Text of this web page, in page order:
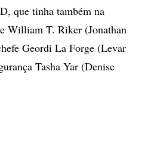
que tinha também na
William T. Riker (Jonathan
Geordi La Forge (Levar
Tasha Yar (Denise